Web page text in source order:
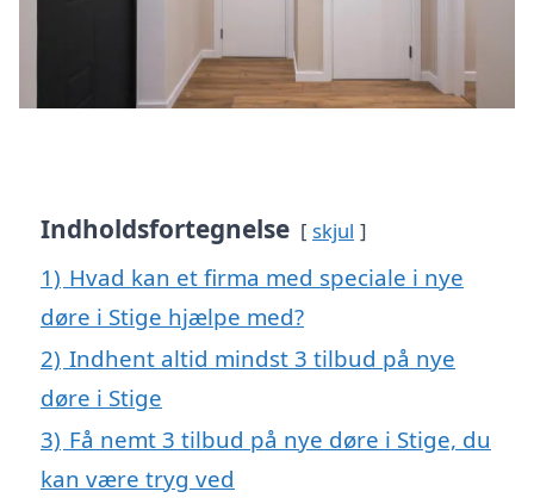
Indholdsfortegnelse skjul
1) Hvad kan et firma med speciale i nye
døre i Stige hjælpe med?
2) Indhent altid mindst 3 tilbud på nye
døre i Stige
3) Få nemt 3 tilbud på nye døre i Stige, du
kan være tryg ved